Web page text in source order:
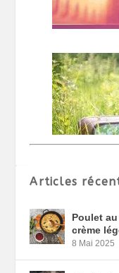
Articles
Poulet
crème
8 Mai 2025